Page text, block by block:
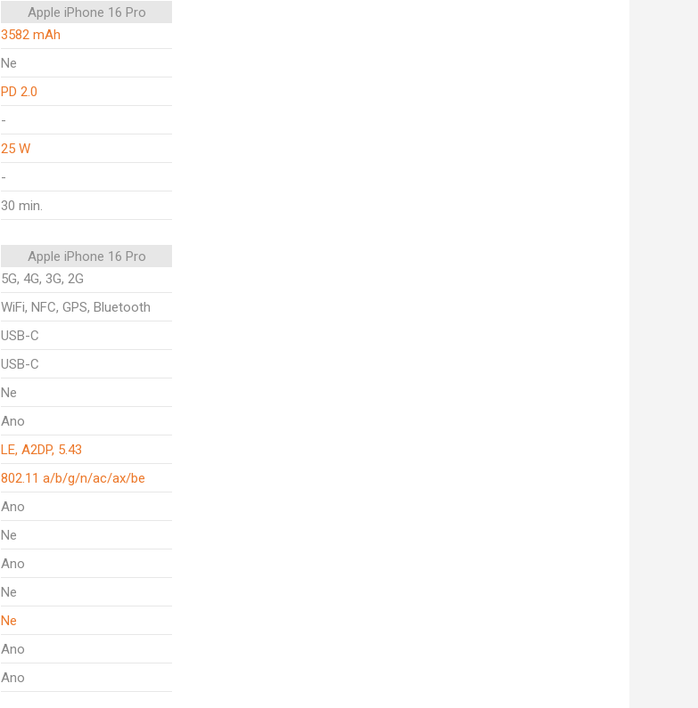
Apple iPhone 16 Pro
3582 mAh
Ne
PD 2.0
-
25 W
-
30 min.
Apple iPhone 16 Pro
5G, 4G, 3G, 2G
WiFi, NFC, GPS, Bluetooth
USB-C
USB-C
Ne
Ano
LE, A2DP, 5.43
802.11 a/b/g/n/ac/ax/be
Ano
Ne
Ano
Ne
Ne
Ano
Ano